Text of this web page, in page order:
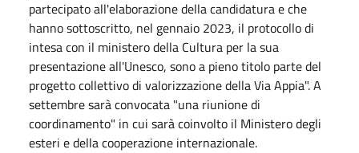
partecipato all'elaborazione della candidatura e che
hanno sottoscritto, nel gennaio 2023, il protocollo di
intesa con il ministero della Cultura per la sua
presentazione all'Unesco, sono a pieno titolo parte del
progetto collettivo di valorizzazione della Via Appia". A
settembre sarà convocata "una riunione di
coordinamento" in cui sarà coinvolto il Ministero degli
esteri e della cooperazione internazionale.